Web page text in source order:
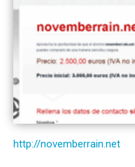
http://novemberrain.net